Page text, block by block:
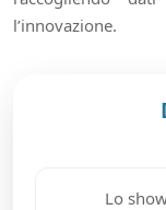
l’innovazione.
Lo